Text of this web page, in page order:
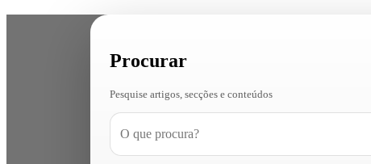
Procurar
Pesquise artigos, secções e conteúdos